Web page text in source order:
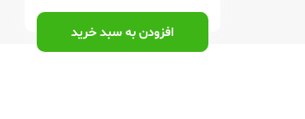
افزودن به سبد خرید